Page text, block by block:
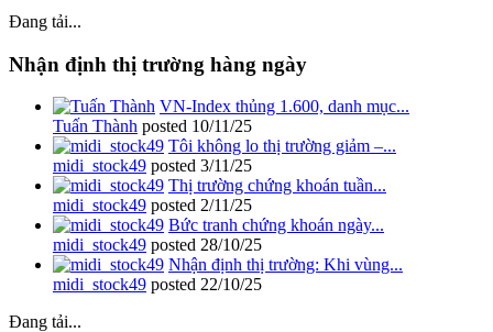
Đang tải...
Nhận định thị trường hàng ngày
VN-Index thủng 1.600, danh mục...
Tuấn Thành posted 10/11/25
Tôi không lo thị trường giảm –...
midi_stock49 posted 3/11/25
Thị trường chứng khoán tuần...
midi_stock49 posted 2/11/25
Bức tranh chứng khoán ngày...
midi_stock49 posted 28/10/25
Nhận định thị trường: Khi vùng...
midi_stock49 posted 22/10/25
Đang tải...